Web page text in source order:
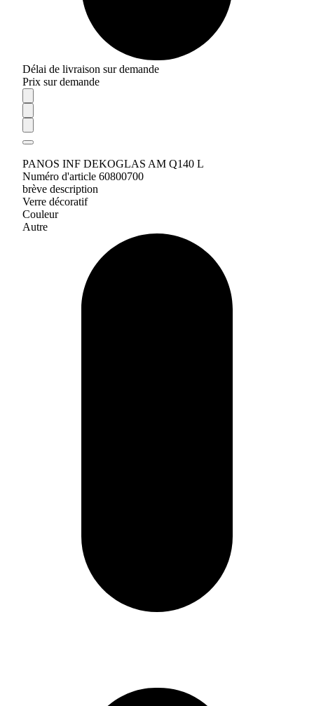
Délai de livraison sur demande
Prix sur demande
PANOS INF DEKOGLAS AM Q140 L
Numéro d'article 60800700
brève description
Verre décoratif
Couleur
Autre